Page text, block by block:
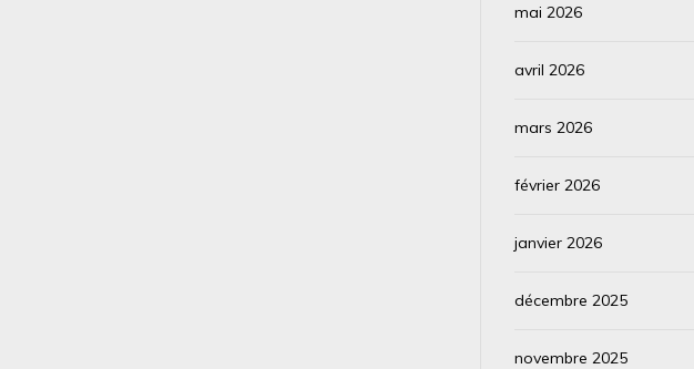
mai 2026
avril 2026
mars 2026
février 2026
janvier 2026
décembre 2025
novembre 2025